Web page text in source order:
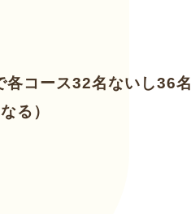
各コース32名ないし36名
る）